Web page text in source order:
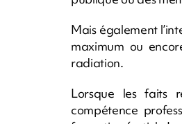
Mais également
maximum ou
radiation.
Lorsque les faits
compétence